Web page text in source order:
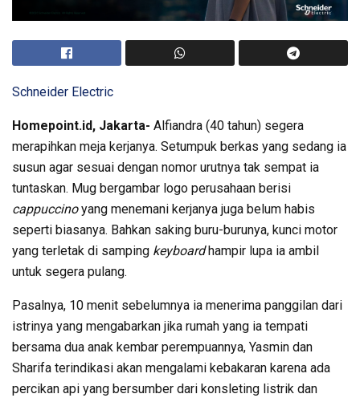
Schneider Electric
Homepoint.id, Jakarta- Alfiandra (40 tahun) segera
merapihkan meja kerjanya. Setumpuk berkas yang sedang ia
susun agar sesuai dengan nomor urutnya tak sempat ia
tuntaskan. Mug bergambar logo perusahaan berisi
cappuccinoyang menemani kerjanya juga belum habis
seperti biasanya. Bahkan saking buru-burunya, kunci motor
yang terletak di samping keyboardhampir lupa ia ambil
untuk segera pulang.
Pasalnya, 10 menit sebelumnya ia menerima panggilan dari
istrinya yang mengabarkan jika rumah yang ia tempati
bersama dua anak kembar perempuannya, Yasmin dan
Sharifa terindikasi akan mengalami kebakaran karena ada
percikan api yang bersumber dari konsleting listrik dan